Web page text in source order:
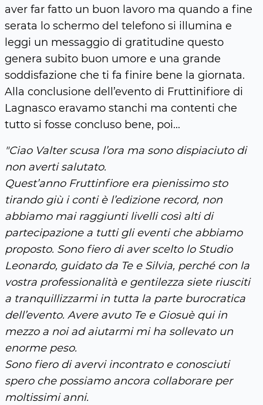
aver far fatto un buon lavoro ma quando a fine
serata lo schermo del telefono si illumina e
leggi un messaggio di gratitudine questo
genera subito buon umore e una grande
soddisfazione che ti fa finire bene la giornata.
Alla conclusione dell’evento di Fruttinifiore di
Lagnasco eravamo stanchi ma contenti che
tutto si fosse concluso bene, poi...
"Ciao Valter scusa l’ora ma sono dispiaciuto di
non averti salutato.
Quest’anno Fruttinfiore era pienissimo sto
tirando giù i conti è l’edizione record, non
abbiamo mai raggiunti livelli così alti di
partecipazione a tutti gli eventi che abbiamo
proposto. Sono fiero di aver scelto lo Studio
Leonardo, guidato da Te e Silvia, perché con la
vostra professionalità e gentilezza siete riusciti
a tranquillizzarmi in tutta la parte burocratica
dell’evento. Avere avuto Te e Giosuè qui in
mezzo a noi ad aiutarmi mi ha sollevato un
enorme peso.
Sono fiero di avervi incontrato e conosciuti
spero che possiamo ancora collaborare per
moltissimi anni.